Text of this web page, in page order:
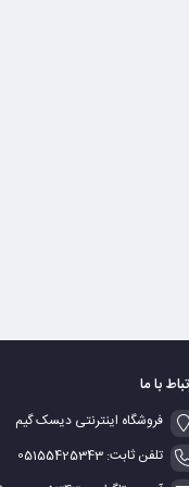
با ما
فروشگاه اینترنتی دیسک گیم
تلفن ثابت: 05155425343